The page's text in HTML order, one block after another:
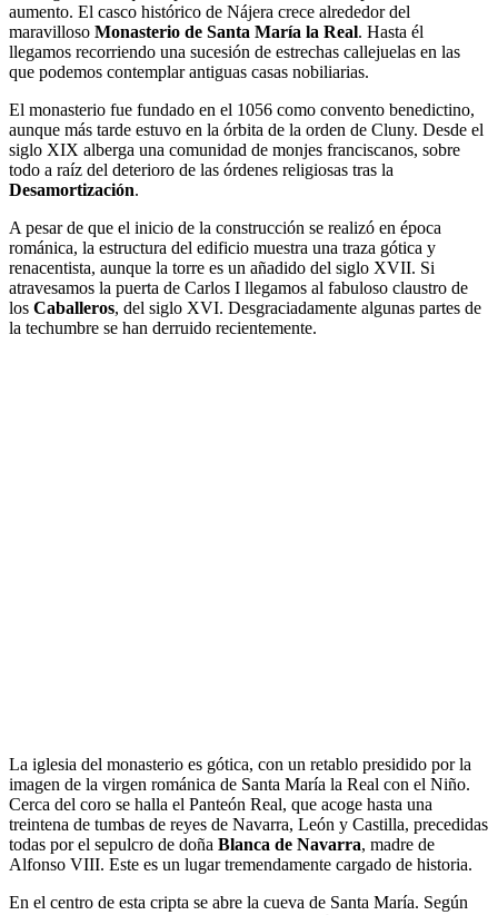
aumento. El casco histórico de Nájera crece alrededor del
maravilloso Monasterio de Santa María la Real. Hasta él
llegamos recorriendo una sucesión de estrechas callejuelas en las
que podemos contemplar antiguas casas nobiliarias.
El monasterio fue fundado en el 1056 como convento benedictino,
aunque más tarde estuvo en la órbita de la orden de Cluny. Desde el
siglo XIX alberga una comunidad de monjes franciscanos, sobre
todo a raíz del deterioro de las órdenes religiosas tras la
Desamortización.
A pesar de que el inicio de la construcción se realizó en época
románica, la estructura del edificio muestra una traza gótica y
renacentista, aunque la torre es un añadido del siglo XVII. Si
atravesamos la puerta de Carlos I llegamos al fabuloso claustro de
los Caballeros, del siglo XVI. Desgraciadamente algunas partes de
la techumbre se han derruido recientemente.
La iglesia del monasterio es gótica, con un retablo presidido por la
imagen de la virgen románica de Santa María la Real con el Niño.
Cerca del coro se halla el Panteón Real, que acoge hasta una
treintena de tumbas de reyes de Navarra, León y Castilla, precedidas
todas por el sepulcro de doña Blanca de Navarra, madre de
Alfonso VIII. Este es un lugar tremendamente cargado de historia.
En el centro de esta cripta se abre la cueva de Santa María. Según